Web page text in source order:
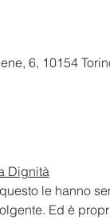
6, 10154
Dignità
le hanno
Ed è